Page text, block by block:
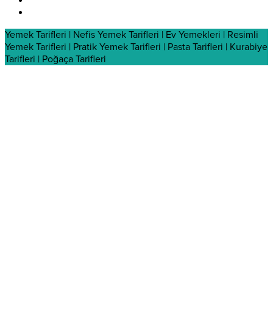
Yemek Tarifleri | Nefis Yemek Tarifleri | Ev Yemekleri | Resimli
Yemek Tarifleri | Pratik Yemek Tarifleri | Pasta Tarifleri | Kurabiye
Tarifleri | Poğaça Tarifleri